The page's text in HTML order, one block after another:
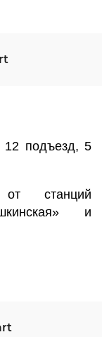
12 подъезд, 5
станций
и